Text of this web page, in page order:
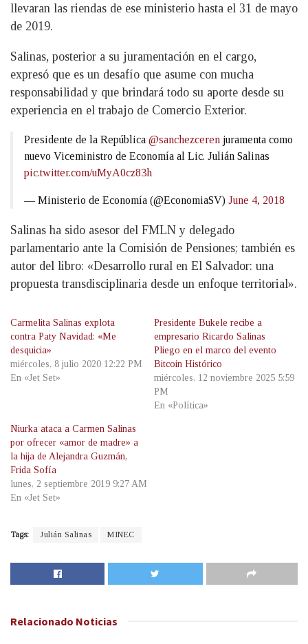
llevaran las riendas de ese ministerio hasta el 31 de mayo
de 2019.
Salinas, posterior a su juramentación en el cargo,
expresó que es un desafío que asume con mucha
responsabilidad y que brindará todo su aporte desde su
experiencia en el trabajo de Comercio Exterior.
Presidente de la República @sanchezceren juramenta como
nuevo Viceministro de Economía al Lic. Julián Salinas
pic.twitter.com/uMyA0cz83h
— Ministerio de Economía (@EconomiaSV) June 4, 2018
Salinas ha sido asesor del FMLN y delegado
parlamentario ante la Comisión de Pensiones; también es
autor del libro: «Desarrollo rural en El Salvador: una
propuesta transdisciplinaria desde un enfoque territorial».
Carmelita Salinas explota
contra Paty Navidad: «Me
desquicia»
miércoles, 8 julio 2020 12:22 PM
En «Jet Set»
Presidente Bukele recibe a
empresario Ricardo Salinas
Pliego en el marco del evento
Bitcoin Histórico
miércoles, 12 noviembre 2025 5:59
PM
En «Política»
Niurka ataca a Carmen Salinas
por ofrecer «amor de madre» a
la hija de Alejandra Guzmán,
Frida Sofía
lunes, 2 septiembre 2019 9:27 AM
En «Jet Set»
Tags: Julián Salinas MINEC
Relacionado Noticias